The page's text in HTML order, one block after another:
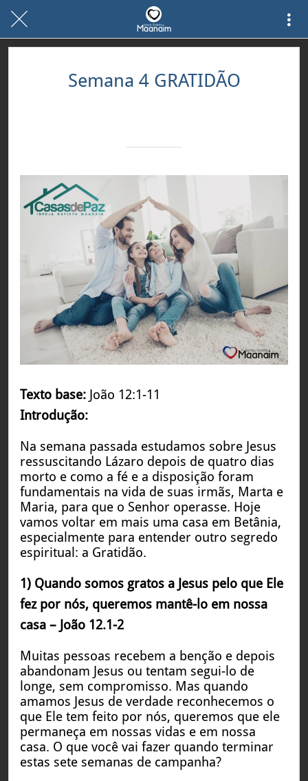
Semana 4 GRATIDÃO
Texto base: João 12:1-11
Introdução:
Na semana passada estudamos sobre Jesus
ressuscitando Lázaro depois de quatro dias
morto e como a fé e a disposição foram
fundamentais na vida de suas irmãs, Marta e
Maria, para que o Senhor operasse. Hoje
vamos voltar em mais uma casa em Betânia,
especialmente para entender outro segredo
espiritual: a Gratidão.
1) Quando somos gratos a Jesus pelo que Ele
fez por nós, queremos mantê-lo em nossa
casa – João 12.1-2
Muitas pessoas recebem a benção e depois
abandonam Jesus ou tentam segui-lo de
longe, sem compromisso. Mas quando
amamos Jesus de verdade reconhecemos o
que Ele tem feito por nós, queremos que ele
permaneça em nossas vidas e em nossa
casa. O que você vai fazer quando terminar
estas sete semanas de campanha?